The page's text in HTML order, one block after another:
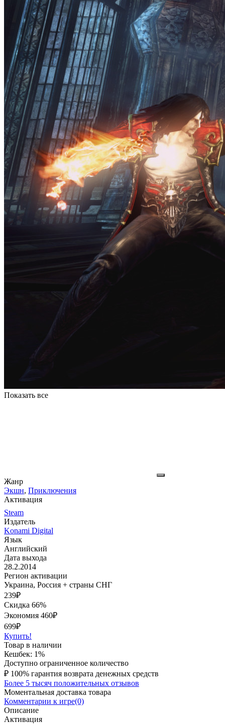
Показать все
Жанр
Экшн, Приключения
Активация
Steam
Издатель
Konami Digital
Язык
Английский
Дата выхода
28.2.2014
Регион активации
Украина, Россия + страны СНГ
239₽
Скидка 66%
Экономия 460₽
699₽
Купить!
Товар в наличии
Кешбек: 1%
Доступно ограниченное количество
₽ 100% гарантия возврата денежных средств
Более 5 тысяч положительных отзывов
Моментальная доставка товара
Комментарии к игре(0)
Описание
Активация